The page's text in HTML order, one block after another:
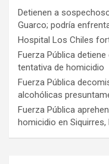
Detienen a
Guarco; podría
Hospital Los Chiles
Fuerza Pública
tentativa de homicidio
Fuerza Pública
alcohólicas
Fuerza Pública
homicidio en Siquirres,